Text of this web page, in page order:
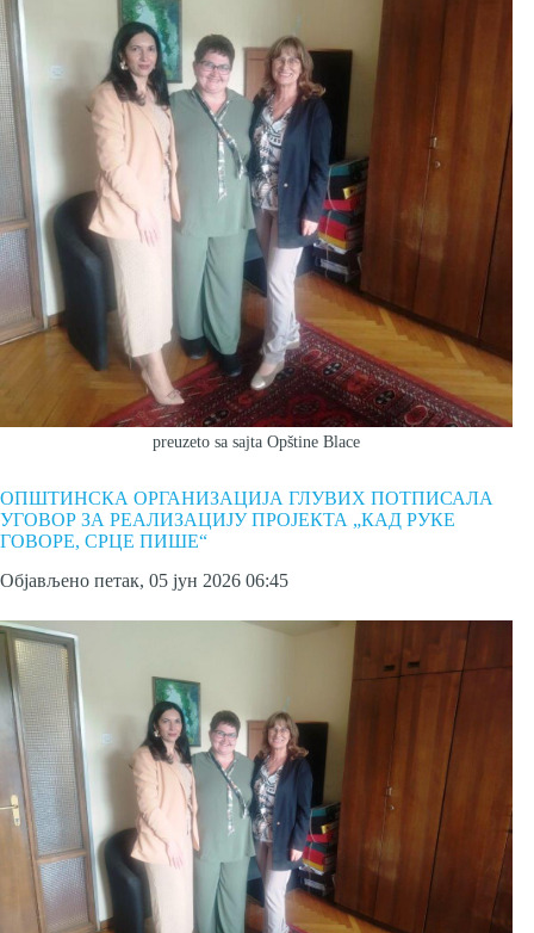
preuzeto sa sajta Opštine Blace
ОПШТИНСКА ОРГАНИЗАЦИЈА ГЛУВИХ ПОТПИСАЛА
УГОВОР ЗА РЕАЛИЗАЦИЈУ ПРОЈЕКТА „КАД РУКЕ
ГОВОРЕ, СРЦЕ ПИШЕ“
Објављено петак, 05 јун 2026 06:45